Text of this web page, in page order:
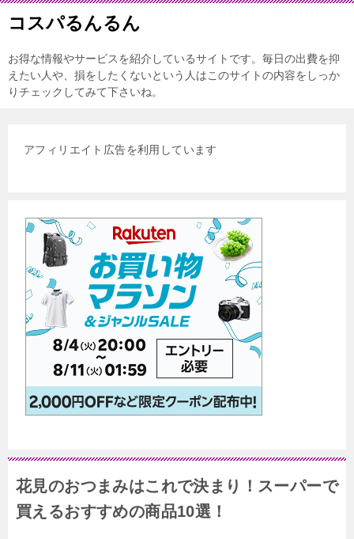
コスパるんるん
お得な情報やサービスを紹介しているサイトです。毎日の出費を抑
えたい人や、損をしたくないという人はこのサイトの内容をしっか
りチェックしてみて下さいね。
アフィリエイト広告を利用しています
花見のおつまみはこれで決まり！スーパーで
買えるおすすめの商品10選！